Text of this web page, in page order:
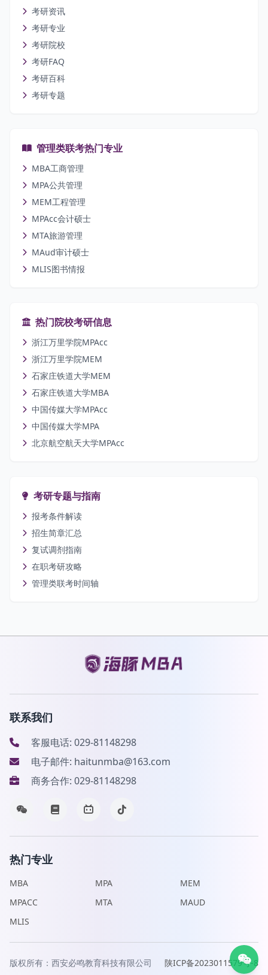
考研资讯
考研专业
考研院校
考研FAQ
考研百科
考研专题
管理类联考热门专业
MBA工商管理
MPA公共管理
MEM工程管理
MPAcc会计硕士
MTA旅游管理
MAud审计硕士
MLIS图书情报
热门院校考研信息
浙江万里学院MPAcc
浙江万里学院MEM
石家庄铁道大学MEM
石家庄铁道大学MBA
中国传媒大学MPAcc
中国传媒大学MPA
北京航空航天大学MPAcc
考研专题与指南
报考条件解读
招生简章汇总
复试调剂指南
在职考研攻略
管理类联考时间轴
联系我们
客服电话: 029-81148298
电子邮件: haitunmba@163.com
商务合作: 029-81148298
热门专业
MBA MPA
MEM
MPACC
MTA
MAUD
MLIS
版权所有：西安必鸣教育科技有限公司 陕ICP备2023011579号-8